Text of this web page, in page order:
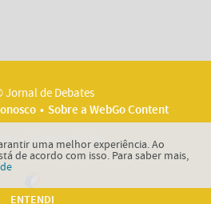
Jornal de Debates
Sobre a WebGo Content
Termos de Uso
uma melhor experiência. Ao
de acordo com isso. Para saber mais,
ENTENDI